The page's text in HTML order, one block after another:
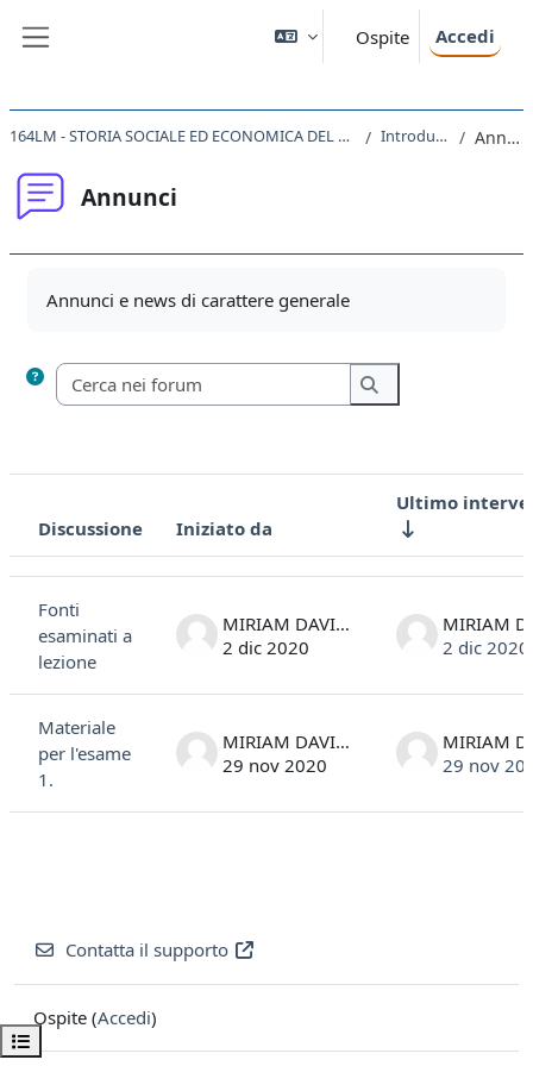
Ospite Accedi
Apri indice del corso
164LM - STORIA SOCIALE ED ECONOMICA DEL MEDIOEVO 2020 Introduzione Annunci
Annunci
Annunci e news di carattere generale
Cerca nei forum
Cerca nei forum
Stato
Discussione Iniziato da
Ultimo
Fonti
esaminati a
lezione
MIRIAM DAVIDE
2 dic 2020
2 dic 2020
Materiale
per l'esame
1.
MIRIAM DAVIDE
29 nov 2020
29 nov
Contatta il supporto
Ospite (Accedi)